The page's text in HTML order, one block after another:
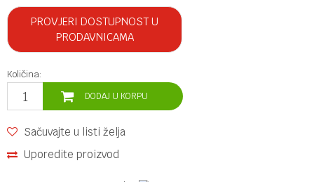
PROVJERI DOSTUPNOST U
PRODAVNICAMA
Količina:
DODAJ U KORPU
Sačuvajte u listi želja
Uporedite proizvod